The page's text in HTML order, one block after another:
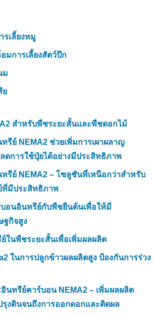
รเลี้ยงหมู
มการเลี้ยงสัตว์ปีก
ม
ย
สำหรับพืชระยะสั้นและพืชดอกไม้
ย์ NEMA2 ช่วยเพิ่มการเผาผลาญ
ดการใช้ปุ๋ยได้อย่างมีประสิทธิภาพ
ย์ NEMA2 – โซลูชันที่เหนือกว่าสำหรับ
ที่มีประสิทธิภาพ
อนอินทรีย์กับพืชยืนต้นเพื่อให้มี
ฐกิจสูง
ในพืชระยะสั้นเพื่อเพิ่มผลผลิต
ในการปลูกข้าวผลผลิตสูง ป้องกันการร่วง
นทรีย์คาร์บอน NEMA2 – เพิ่มผลผลิต
รุงดินจนถึงการออกดอกและติดผล